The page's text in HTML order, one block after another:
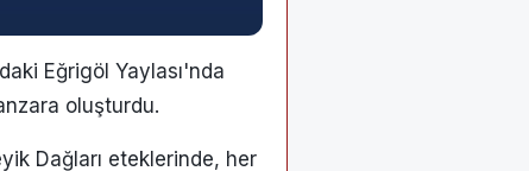
Eğrigöl Yaylası'nda
oluşturdu.
Dağları eteklerinde, her